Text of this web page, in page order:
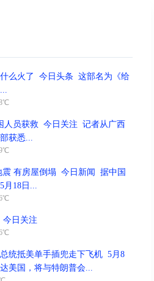
什么火了 今日头条 这部名为《给
人员获救 今日关注 记者从广西
获悉...
震 有房屋倒塌 今日新闻 据中国
月18日...
今日关注
总统抵美单手插兜走下飞机 5月8
美国，将与特朗普会...